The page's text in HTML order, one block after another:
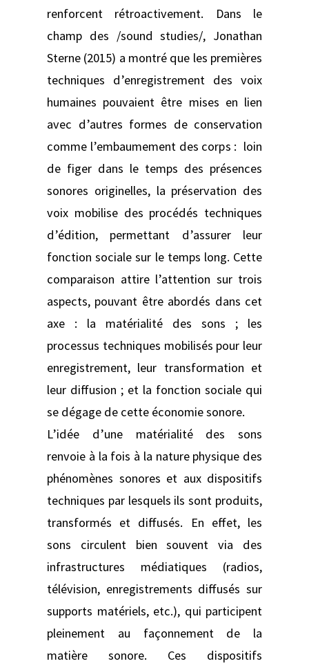
renforcent rétroactivement. Dans le
champ des /sound studies/, Jonathan
Sterne (2015) a montré que les premières
techniques d’enregistrement des voix
humaines pouvaient être mises en lien
avec d’autres formes de conservation
comme l’embaumement des corps : loin
de figer dans le temps des présences
sonores originelles, la préservation des
voix mobilise des procédés techniques
d’édition, permettant d’assurer leur
fonction sociale sur le temps long. Cette
comparaison attire l’attention sur trois
aspects, pouvant être abordés dans cet
axe : la matérialité des sons ; les
processus techniques mobilisés pour leur
enregistrement, leur transformation et
leur diffusion ; et la fonction sociale qui
se dégage de cette économie sonore.
L’idée d’une matérialité des sons
renvoie à la fois à la nature physique des
phénomènes sonores et aux dispositifs
techniques par lesquels ils sont produits,
transformés et diffusés. En effet, les
sons circulent bien souvent via des
infrastructures médiatiques (radios,
télévision, enregistrements diffusés sur
supports matériels, etc.), qui participent
pleinement au façonnement de la
matière sonore. Ces dispositifs